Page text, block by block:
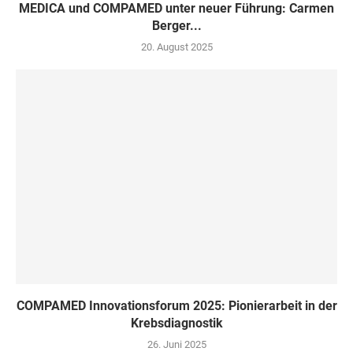
MEDICA und COMPAMED unter neuer Führung: Carmen
Berger...
20. August 2025
COMPAMED Innovationsforum 2025: Pionierarbeit in der
Krebsdiagnostik
26. Juni 2025